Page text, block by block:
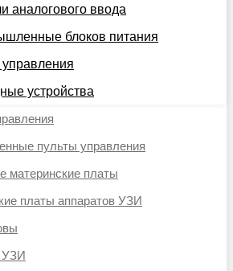
аналогового ввода
блоков питания
управления
устройства
пульты управления
материнские платы
платы аппаратов УЗИ
УЗИ